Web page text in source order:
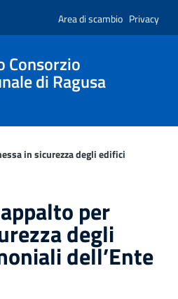
Area di scambio Privacy
Consorzio
di Ragusa
in sicurezza degli edifici
per
degli
dell’Ente